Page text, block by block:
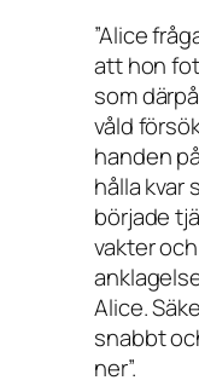
”Alice
att hon
som
våld
handen
hålla kvar
började
vakter
Alice.
snabbt
ner”.